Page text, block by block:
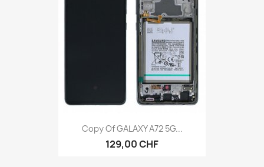
Copy Of GALAXY A72 5G...
129,00 CHF